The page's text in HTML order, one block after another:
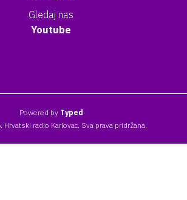
Gledaj nas
Youtube
Powered by Typed
radio Karlovac. Sva prava pridržana.